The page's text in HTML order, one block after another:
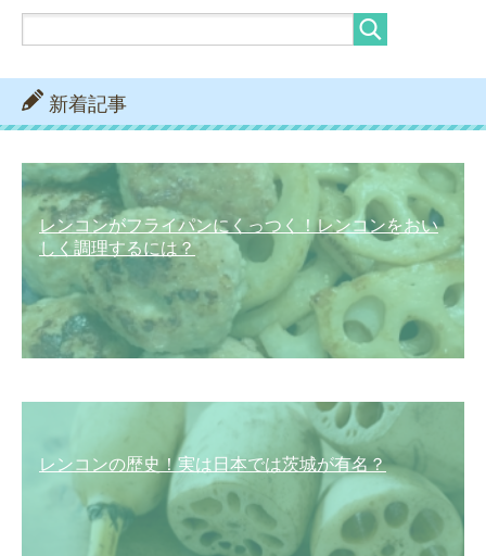
新着記事
レンコンがフライパンにくっつく！レンコンをおい
しく調理するには？
レンコンの歴史！実は日本では茨城が有名？